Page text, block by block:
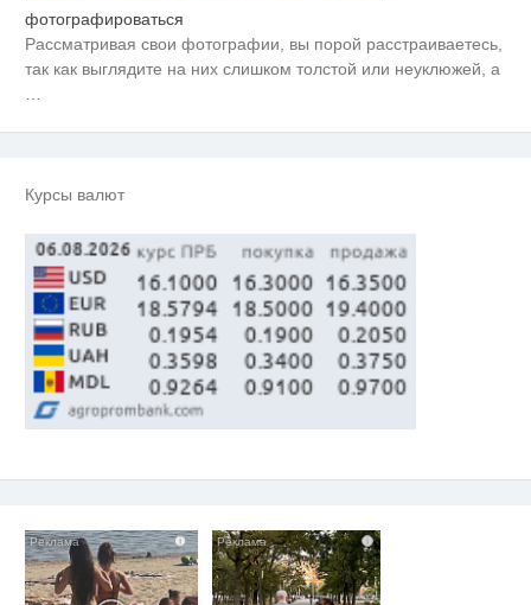
фотографироваться
Рассматривая свои фотографии, вы порой расстраиваетесь,
так как выглядите на них слишком толстой или неуклюжей, а
Курсы валют
i i
Скрытая камера на пляже
Крыма: Что люди вытворяют,
когда их не видят...